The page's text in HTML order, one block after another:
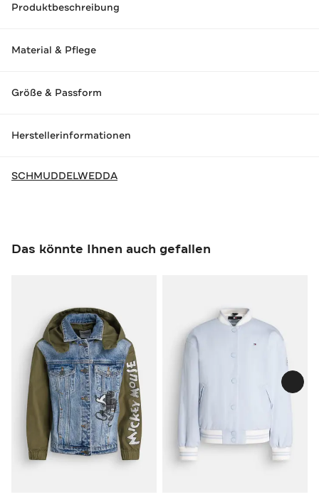
Produktbeschreibung
Material & Pflege
Größe & Passform
Herstellerinformationen
SCHMUDDELWEDDA
Das könnte Ihnen auch gefallen